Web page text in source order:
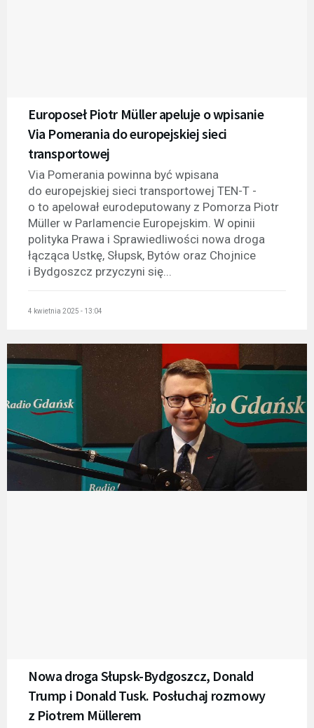
Europoseł Piotr Müller apeluje o wpisanie
Via Pomerania do europejskiej sieci
transportowej
Via Pomerania powinna być wpisana
do europejskiej sieci transportowej TEN-T -
o to apelował eurodeputowany z Pomorza Piotr
Müller w Parlamencie Europejskim. W opinii
polityka Prawa i Sprawiedliwości nowa droga
łącząca Ustkę, Słupsk, Bytów oraz Chojnice
i Bydgoszcz przyczyni się...
4 kwietnia 2025 - 13:04
Nowa droga Słupsk-Bydgoszcz, Donald
Trump i Donald Tusk. Posłuchaj rozmowy
z Piotrem Müllerem